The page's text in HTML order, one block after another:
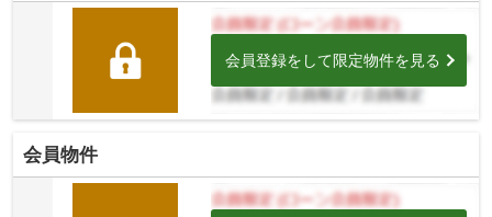
会員登録をして限定物件を見る
会員物件